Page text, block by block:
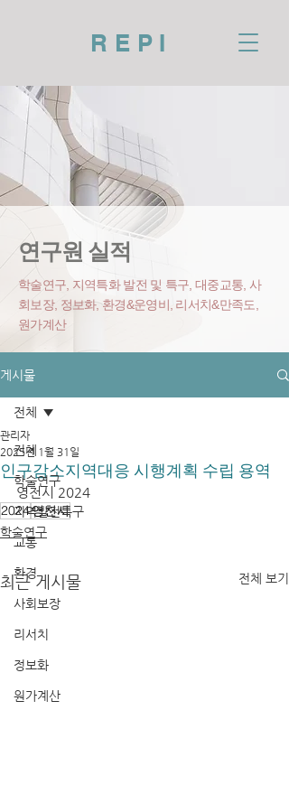
REPI
연구원 실적
학술연구, 지역특화 발전 및 특구, 대중교통, 사
회보장, 정보화, 환경&운영비 , 리서치&만족도,
원가계산
게시물
전체
학술연구
지역발전특구
교통
환경
사회보장
리서치
정보화
원가계산
전체
인구감소지역대응 시행계획 수립 용역
관리자
2025년 1월 31일
영천시 2024
2024영천시
학술연구
최근 게시물 전체 보기